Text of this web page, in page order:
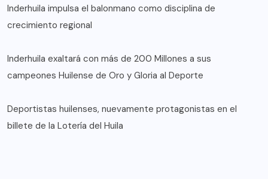
Inderhuila impulsa el balonmano como disciplina de
crecimiento regional
Inderhuila exaltará con más de 200 Millones a sus
campeones Huilense de Oro y Gloria al Deporte
Deportistas huilenses, nuevamente protagonistas en el
billete de la Lotería del Huila